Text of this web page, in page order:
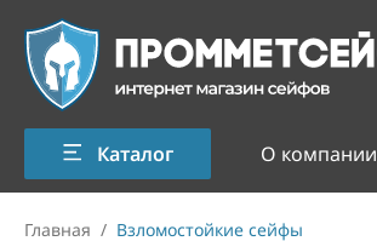
Каталог О компании
Главная / Взломостойкие сейфы